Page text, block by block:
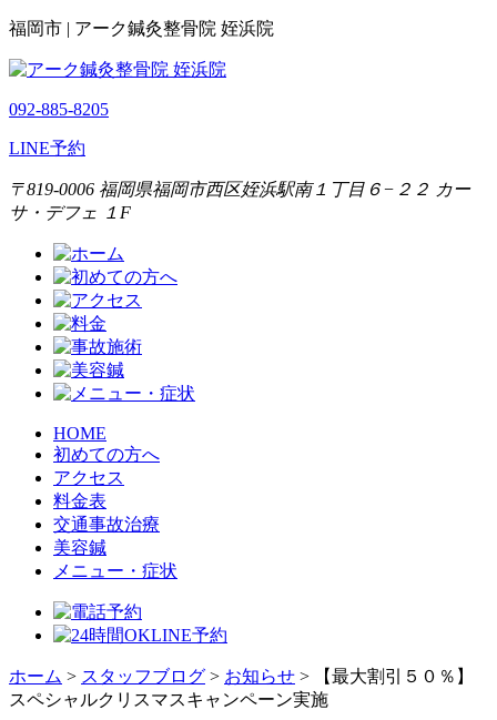
福岡市 | アーク鍼灸整骨院 姪浜院
092-885-8205
LINE予約
〒819-0006 福岡県福岡市西区姪浜駅南１丁目６−２２ カー
サ・デフェ １F
HOME
初めての方へ
アクセス
料金表
交通事故治療
美容鍼
メニュー・症状
ホーム > スタッフブログ > お知らせ >
【最大割引５０％】
スペシャルクリスマスキャンペーン実施